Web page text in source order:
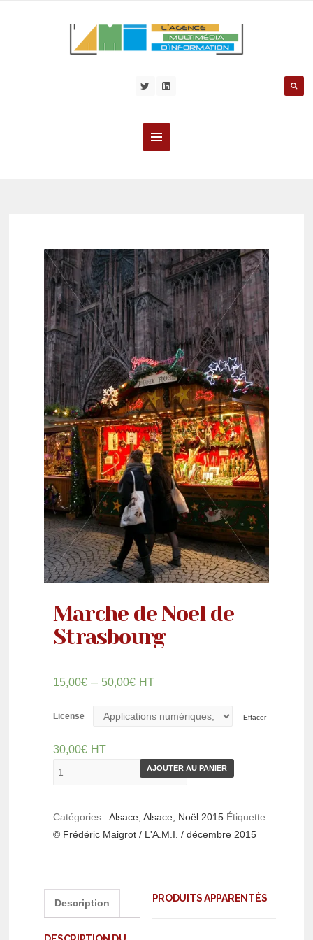
Marche de Noel de
Strasbourg
15,00€ – 50,00€ HT
License Effacer
30,00€ HT
AJOUTER AU PANIER
Catégories :Alsace ,Alsace, Noël 2015 Étiquette :
© Frédéric Maigrot / L'A.M.I. / décembre 2015
Description PRODUITS APPARENTÉS